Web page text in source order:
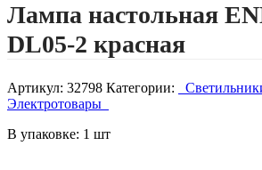
Лампа настольная
DL05-2 красная
Артикул: 32798 Категории:
Электротовары
В упаковке: 1 шт